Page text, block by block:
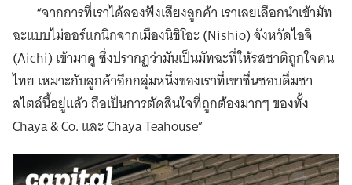
“จากการที่เราได้ลองฟังเสียงลูกค้า เราเลยเลือกนำเข้ามัท
ฉะแบบไม่ออร์แกนิกจากเมืองนิชิโอะ (Nishio) จังหวัดไอจิ
(Aichi) เข้ามาดู ซึ่งปรากฏว่ามันเป็นมัทฉะที่ให้รสชาติถูกใจคน
ไทย เหมาะกับลูกค้าอีกกลุ่มหนึ่งของเราที่เขาชื่นชอบดื่มชา
สไตล์นี้อยู่แล้ว ถือเป็นการตัดสินใจที่ถูกต้องมากๆ ของทั้ง
Chaya & Co. และ Chaya Teahouse”